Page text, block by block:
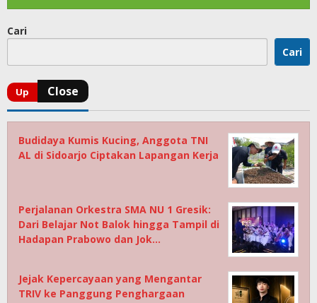
Cari
Cari
Budidaya Kumis Kucing, Anggota TNI
AL di Sidoarjo Ciptakan Lapangan Kerja
Perjalanan Orkestra SMA NU 1 Gresik:
Dari Belajar Not Balok hingga Tampil di
Hadapan Prabowo dan Jok…
Jejak Kepercayaan yang Mengantar
TRIV ke Panggung Penghargaan